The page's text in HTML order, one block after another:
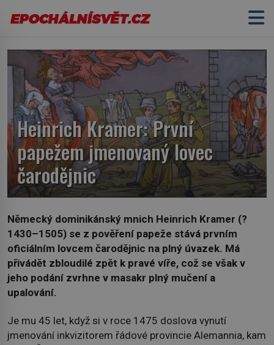
Heinrich Kramer: První
papežem jmenovaný lovec
čarodějnic
Německý dominikánský mnich Heinrich Kramer (?
1430–1505) se z pověření papeže stává prvním
oficiálním lovcem čarodějnic na plný úvazek. Má
přivádět zbloudilé zpět k pravé víře, což se však v
jeho podání zvrhne v masakr plný mučení a
upalování.
Je mu 45 let, když si v roce 1475 doslova vynutí
jmenování inkvizitorem řádové provincie Alemannia, kam